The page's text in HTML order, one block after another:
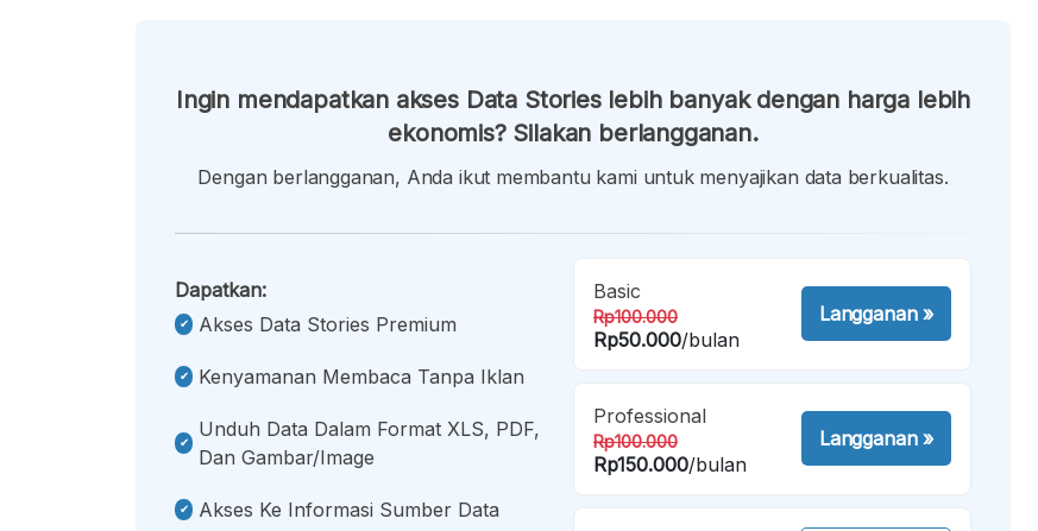
Ingin mendapatkan akses Data Stories lebih banyak dengan harga lebih
ekonomis? Silakan berlangganan.
Dengan berlangganan, Anda ikut membantu kami untuk menyajikan data berkualitas.
Dapatkan:
Akses Data Stories Premium
Kenyamanan Membaca Tanpa Iklan
Unduh Data Dalam Format XLS, PDF,
Dan Gambar/image
Akses Ke Informasi Sumber Data
Basic
Rp100.000
Rp50.000/bulan
Langganan»
Professional
Rp100.000
Rp150.000/bulan
Langganan»